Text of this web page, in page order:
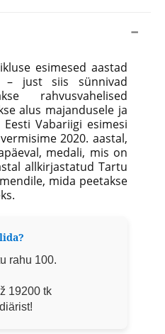
esimesed aastad
– just siis sünnivad
rahvusvahelised
alus majandusele ja
Vabariigi esimesi
2020. aastal,
medali, mis on
allkirjastatud Tartu
mida peetakse
rahu 100.
19200 tk